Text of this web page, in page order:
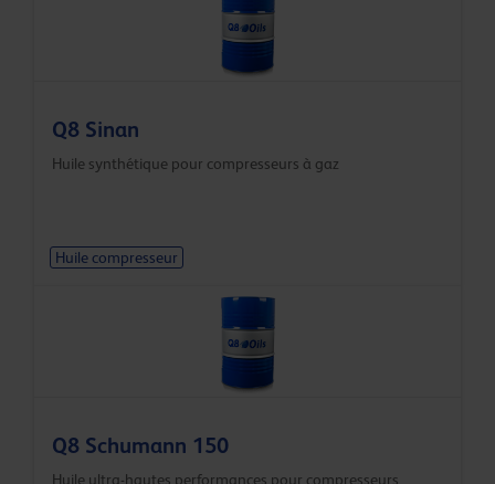
Q8 Sinan
Huile synthétique pour compresseurs à gaz
Huile compresseur
Q8 Schumann 150
Huile ultra-hautes performances pour compresseurs